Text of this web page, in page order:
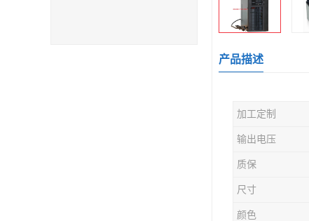
产品描述
加工定制
输出电压
质保
尺寸
颜色